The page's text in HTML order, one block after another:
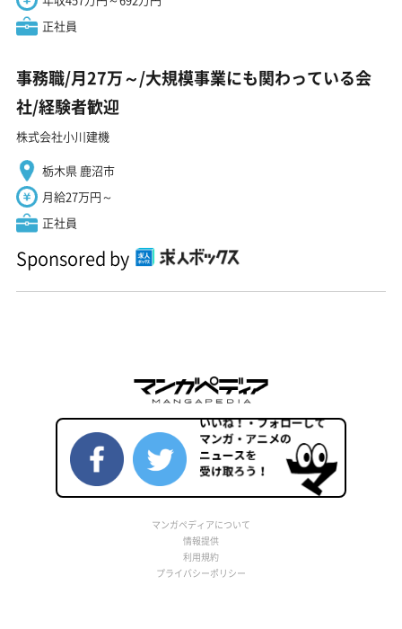
正社員
事務職/月27万～/大規模事業にも関わっている会
社/経験者歓迎
株式会社小川建機
栃木県 鹿沼市
月給27万円～
正社員
Sponsored by
マンガペディアについて
情報提供
利用規約
プライバシーポリシー